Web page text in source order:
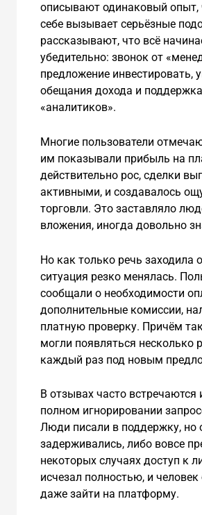
описывают одинаковый опыт,
себе вызывает серьёзные
рассказывают, что всё
убедительно: звонок от
предложение инвестировать,
обещания дохода и
«аналитиков».
Многие пользователи
им показывали прибыль на
действительно рос, сделки
активными, и создавалось
торговли. Это заставляло
вложения, иногда довольно
Но как только речь заходила
ситуация резко менялась.
сообщали о необходимости
дополнительные комиссии,
платную проверку. Причём
могли появляться несколько
каждый раз под новым
В отзывах часто встречаются
полном игнорировании
Люди писали в поддержку, но
задерживались, либо вовсе
некоторых случаях доступ к
исчезал полностью, и
даже зайти на платформу.